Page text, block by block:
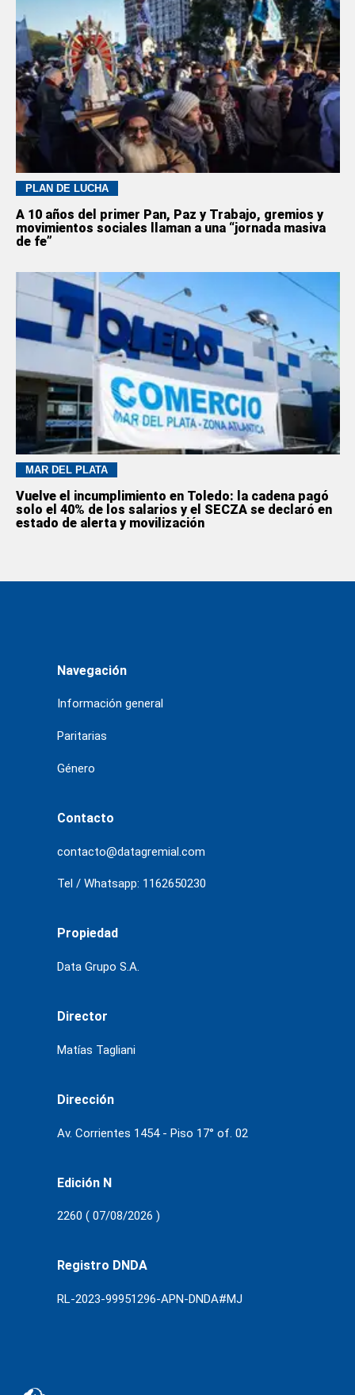
PLAN DE LUCHA
A 10 años del primer Pan, Paz y Trabajo, gremios y
movimientos sociales llaman a una “jornada masiva
de fe”
MAR DEL PLATA
Vuelve el incumplimiento en Toledo: la cadena pagó
solo el 40% de los salarios y el SECZA se declaró en
estado de alerta y movilización
Navegación
Información general
Paritarias
Género
Contacto
contacto@datagremial.com
Tel / Whatsapp: 1162650230
Propiedad
Data Grupo S.A.
Director
Matías Tagliani
Dirección
Av. Corrientes 1454 - Piso 17° of. 02
Edición N
2260 ( 07/08/2026 )
Registro DNDA
RL-2023-99951296-APN-DNDA#MJ